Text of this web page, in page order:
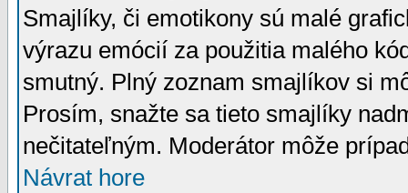
Smajlíky, či emotikony sú malé
výrazu emócií za použitia malého
smutný. Plný zoznam smajlíkov si
Prosím, snažte sa tieto smajlíky
nečitateľným. Moderátor môže
Návrat hore